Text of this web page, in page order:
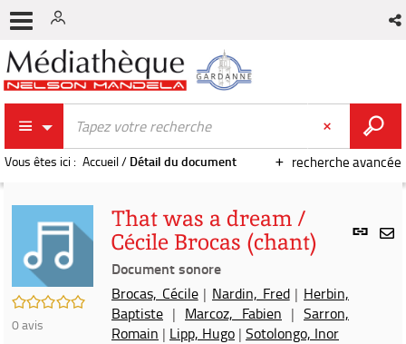
recherche avancée
Vous êtes ici : Accueil/ Détail du document
Lien
/5
0avis
That was a dream /
Cécile Brocas (chant)
Document sonore
Brocas, Cécile| Nardin, Fred| Herbin,
Baptiste | Marcoz, Fabien | Sarron,
Romain | Lipp, Hugo | Sotolongo, Inor